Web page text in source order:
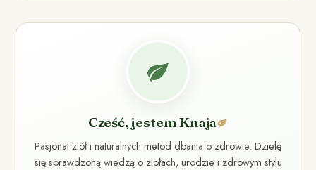
Cześć, jestem Knaja
Pasjonat ziół i naturalnych metod dbania o zdrowie. Dzielę
się sprawdzoną wiedzą o ziołach, urodzie i zdrowym stylu